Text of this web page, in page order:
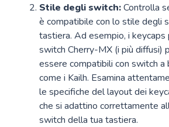
Stile degli switch:Controlla
è compatibile con lo stile degli
tastiera. Ad esempio, i
switch Cherry-MX (i più diffusi)
essere compatibili con switch a
come i Kailh. Esamina
le specifiche del layout dei
che si adattino correttamente
switch della tua tastiera.